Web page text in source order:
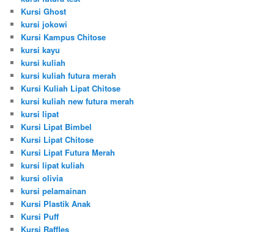
Kursi Ghost
kursi jokowi
Kursi Kampus Chitose
kursi kayu
kursi kuliah
kursi kuliah futura merah
Kursi Kuliah Lipat Chitose
kursi kuliah new futura merah
kursi lipat
Kursi Lipat Bimbel
Kursi Lipat Chitose
Kursi Lipat Futura Merah
kursi lipat kuliah
kursi olivia
kursi pelamainan
Kursi Plastik Anak
Kursi Puff
Kursi Raffles